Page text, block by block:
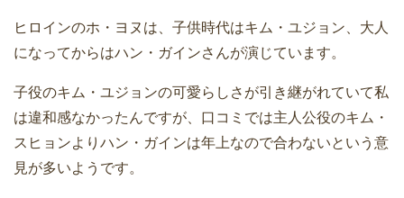
ヒロインのホ・ヨヌは、子供時代はキム・ユジョン、大人
になってからはハン・ガインさんが演じています。
子役のキム・ユジョンの可愛らしさが引き継がれていて私
は違和感なかったんですが、口コミでは主人公役のキム・
スヒョンよりハン・ガインは年上なので合わないという意
見が多いようです。